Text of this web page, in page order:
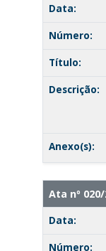
Data:
Número:
Título:
Descrição:
Anexo(s):
Ata nº 020/
Data:
Número: